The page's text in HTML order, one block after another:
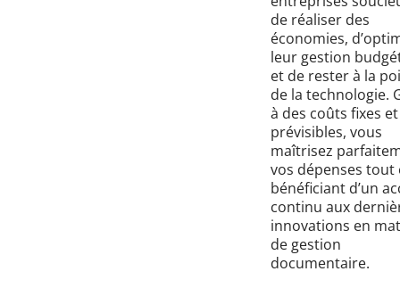
de réaliser des
économies,
leur gestion
et de rester à la
de la technologie.
à des coûts fixes et
prévisibles, vous
maîtrisez
vos dépenses tout
bénéficiant d’un
continu aux
innovations en
de gestion
documentaire.